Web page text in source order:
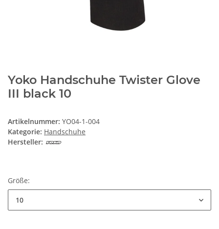
Yoko Handschuhe Twister Glove
III black 10
Artikelnummer: YO04-1-004
Kategorie: Handschuhe
Hersteller:
Größe:
10